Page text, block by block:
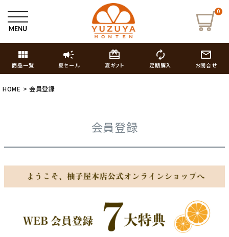
0
view_module
商品一覧
campaign
夏セール
card_giftcard
夏ギフト
autorenew
定期購入
mail_outline
お問合せ
HOME 会員登録
会員登録